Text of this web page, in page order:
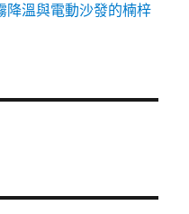
降溫與電動沙發的楠梓